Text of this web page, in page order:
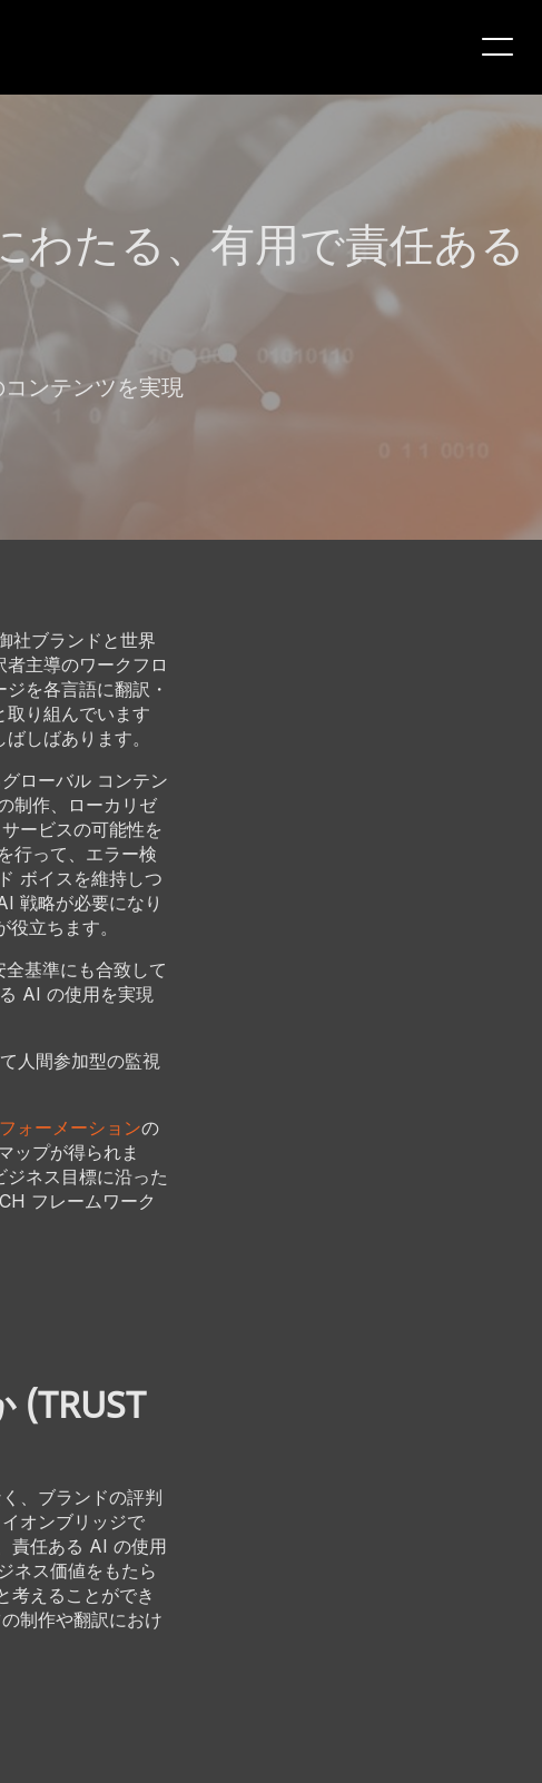
わたる、有用で責任ある
ンテンツを実現
社ブランドと世界
主導のワークフロ
を各言語に翻訳・
取り組んでいます
しばあります。
ローバル コンテン
制作、ローカリゼ
ービスの可能性を
行って、エラー検
ボイスを維持しつ
戦略が必要になり
立ちます。
基準にも合致して
AI の使用を実現
人間参加型の監視
ォーメーションの
ップが得られま
ネス目標に沿った
フレームワーク
(TRUST
、ブランドの評判
オンブリッジで
責任ある AI の使用
ネス価値をもたら
考えることができ
制作や翻訳におけ